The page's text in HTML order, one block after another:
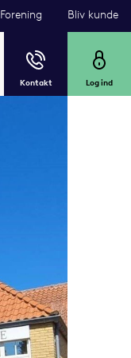
Forening Bliv kunde
Garant Om
Kontakt Log ind